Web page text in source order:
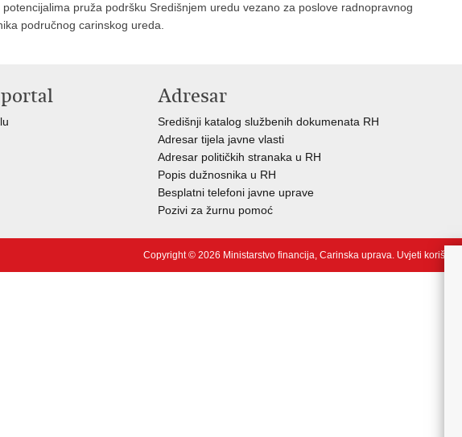
pruža podršku Središnjem uredu vezano za poslove radnopravnog
područnog carinskog ureda.
Adresar
Središnji katalog službenih dokumenata RH
Adresar tijela javne vlasti
Adresar političkih stranaka u RH
Popis dužnosnika u RH
Besplatni telefoni javne uprave
Pozivi za žurnu pomoć
Copyright © 2026 Ministarstvo financija, Carinska uprava. Uvjeti korištenja